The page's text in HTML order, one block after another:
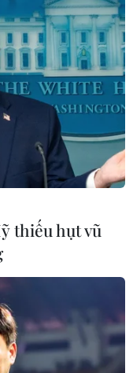
nhanh cũng là
năng quản lý
vực bưu chính
đối tượng có thể
định về Luật
lậu, hàng giả.
ra rằng, dù có
lượng Hải
Công
thông tin thực tế
Khiếu nại
cũng khá khó
cơ quan thực thi.
cản trở cho
thiếu hụt vũ